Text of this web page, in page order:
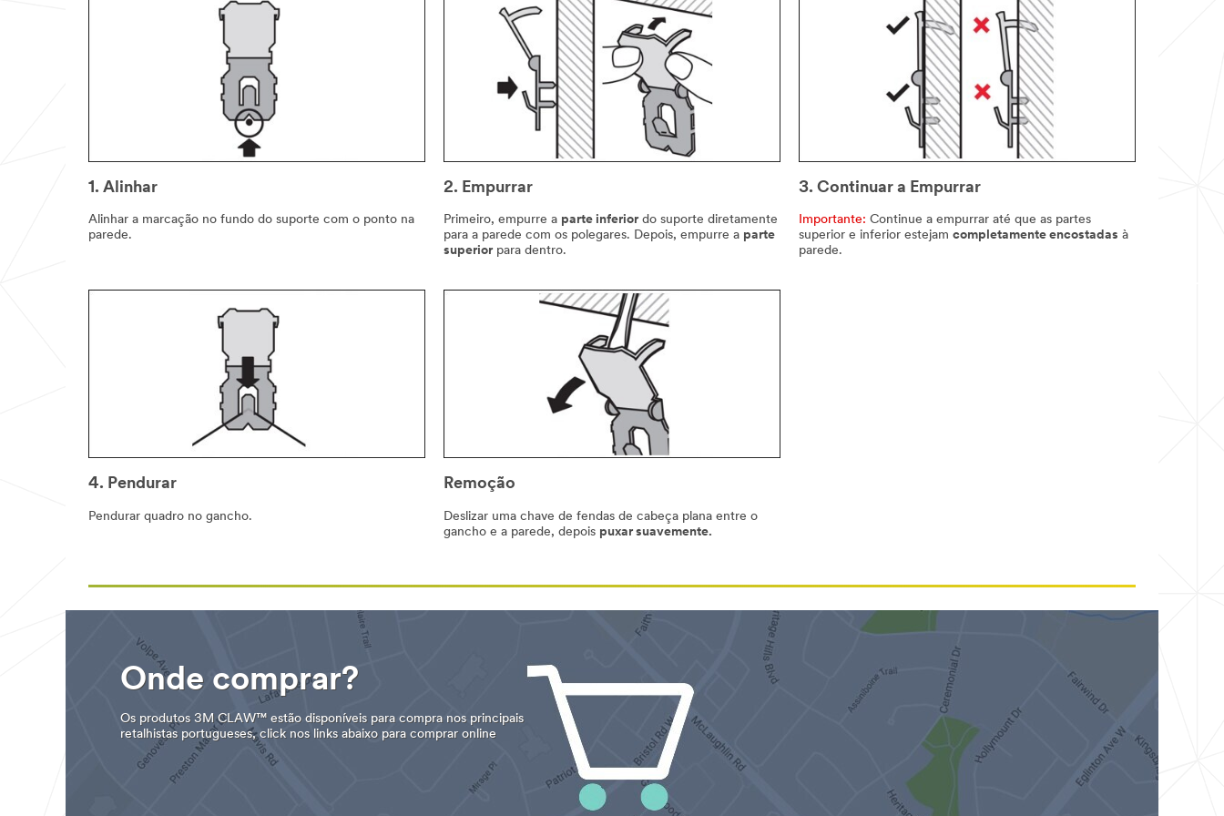
1. Alinhar
Alinhar a marcação no fundo do suporte com o ponto na
parede.
2. Empurrar
Primeiro, empurre a parte inferiordo suporte diretamente
para a parede com os polegares. Depois, empurre a parte
superiorpara dentro.
3. Continuar a Empurrar
Importante: Continue a empurrar até que as partes
superior e inferior estejam completamente encostadas à
parede.
4. Pendurar
Pendurar quadro no gancho.
Remoção
Deslizar uma chave de fendas de cabeça plana entre o
gancho e a parede, depois puxar suavemente.
Onde comprar?
Os produtos 3M CLAW™ estão disponíveis para compra nos principais
retalhistas portugueses, click nos links abaixo para comprar online